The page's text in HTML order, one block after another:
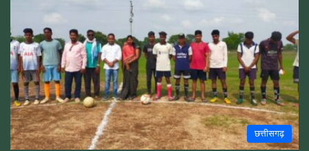
छत्तीसगढ़